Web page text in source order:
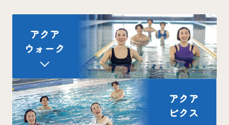
アクア
ウォーク
アクア
ビクス